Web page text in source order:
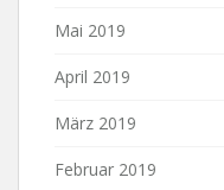
Mai 2019
April 2019
März 2019
Februar 2019